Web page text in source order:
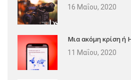
16 Μαΐου, 2020
Μια ακόμη κρίση ή
11 Μαΐου, 2020